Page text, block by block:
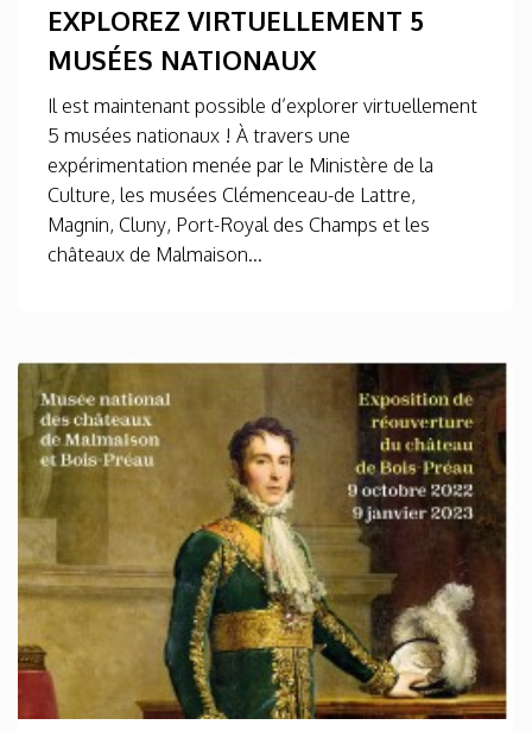
EXPLOREZ VIRTUELLEMENT 5
MUSÉES NATIONAUX
Il est maintenant possible d’explorer virtuellement
5 musées nationaux ! À travers une
expérimentation menée par le Ministère de la
Culture, les musées Clémenceau-de Lattre,
Magnin, Cluny, Port-Royal des Champs et les
châteaux de Malmaison...